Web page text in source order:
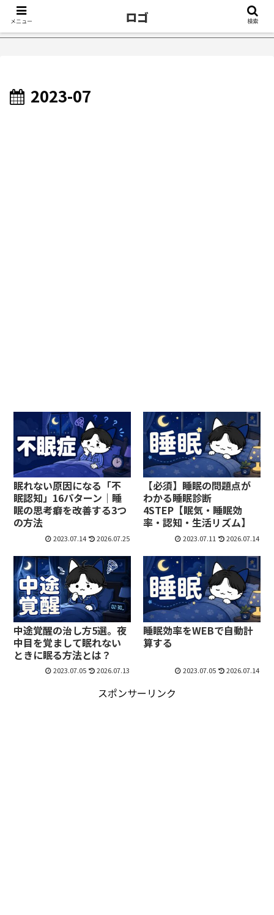
ったきっかけ５選｜不眠症体験談 【18万再生】YouTube
2023-07
眠れない原因になる「不
眠認知」16パターン｜睡
眠の思考癖を改善する3つ
の方法
2023.07.14 2026.07.25
【必須】睡眠の問題点が
わかる睡眠診断
4STEP【眠気・睡眠効
率・認知・生活リズム】
2023.07.11 2026.07.14
中途覚醒の治し方5選。夜
中目を覚まして眠れない
ときに眠る方法とは？
2023.07.05 2026.07.13
睡眠効率をWEBで自動計
算する
2023.07.05 2026.07.14
スポンサーリンク
メニュー ロゴ 検索